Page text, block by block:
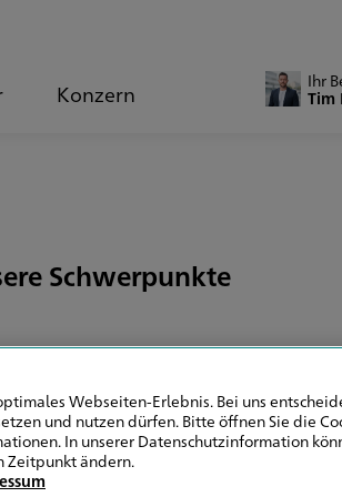
Konzern
Ihr
Tim
Schwerpunkte
Rechner
Webseiten-Erlebnis. Bei uns
und nutzen dürfen. Bitte öffnen Sie die
In unserer Datenschutzinformation
Zeitpunkt ändern.